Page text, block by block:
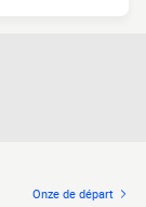
Onze de départ